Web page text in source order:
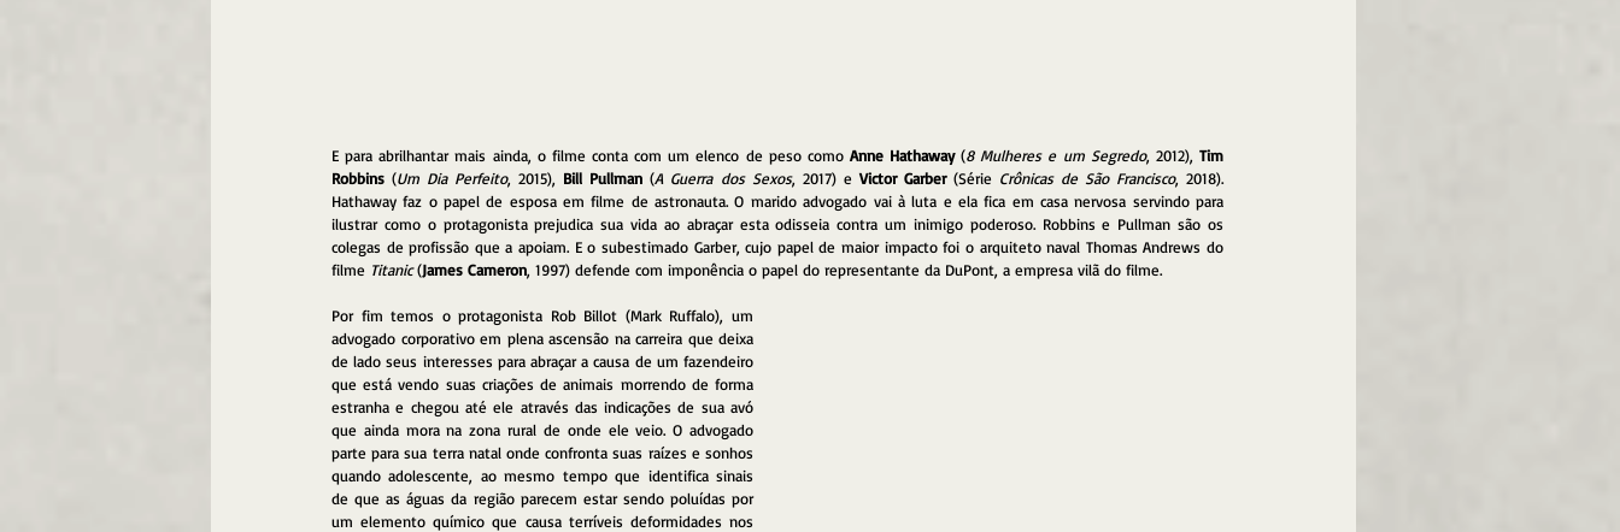
E para abrilhantar mais ainda, o filme conta com um elenco de peso como Anne Hathaway (8 Mulheres e um Segredo, 2012), Tim
Robbins (Um Dia Perfeito, 2015), Bill Pullman (A Guerra dos Sexos, 2017) e Victor Garber (Série Crônicas de São Francisco, 2018).
Hathaway faz o papel de esposa em filme de astronauta. O marido advogado vai à luta e ela fica em casa nervosa servindo para
ilustrar como o protagonista prejudica sua vida ao abraçar esta odisseia contra um inimigo poderoso. Robbins e Pullman são os
colegas de profissão que a apoiam. E o subestimado Garber, cujo papel de maior impacto foi o arquiteto naval Thomas Andrews do
filme Titanic (James Cameron, 1997) defende com imponência o papel do representante da DuPont, a empresa vilã do filme.
Por fim temos o protagonista Rob Billot (Mark Ruffalo), um
advogado corporativo em plena ascensão na carreira que deixa
de lado seus interesses para abraçar a causa de um fazendeiro
que está vendo suas criações de animais morrendo de forma
estranha e chegou até ele através das indicações de sua avó
que ainda mora na zona rural de onde ele veio. O advogado
parte para sua terra natal onde confronta suas raízes e sonhos
quando adolescente, ao mesmo tempo que identifica sinais
de que as águas da região parecem estar sendo poluídas por
um elemento químico que causa terríveis deformidades nos